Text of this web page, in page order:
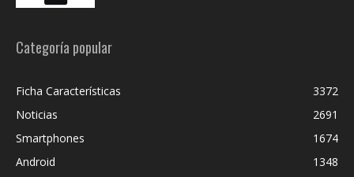
Categoría popular
Ficha Características
3372
Noticias
2691
Smartphones
1674
Android
1348